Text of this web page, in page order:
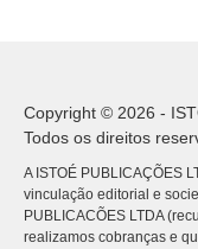
Copyright © 2026 -
Todos os direitos
A ISTOÉ PUBLICAÇÕES
vinculação editorial e
PUBLICACÕES LTDA
realizamos cobranças e